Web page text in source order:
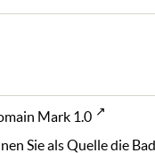
Mark 1.0
Sie als Quelle die